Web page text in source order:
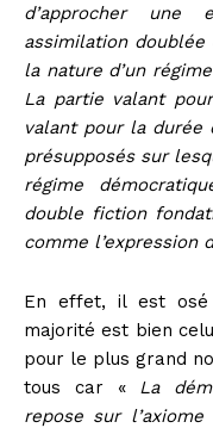
d’approcher une
assimilation doublée
la nature d’un
La partie valant
valant pour la
présupposés sur
régime
double fiction
comme l’expression
En effet, il est
majorité est bien
pour le plus grand
tous car « La
repose sur